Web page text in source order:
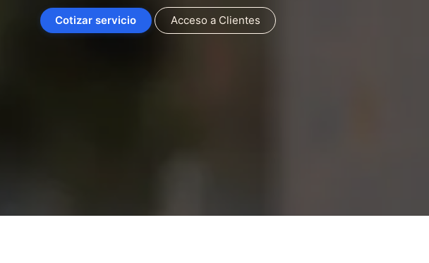
Cotizar servicio Acceso a Clientes